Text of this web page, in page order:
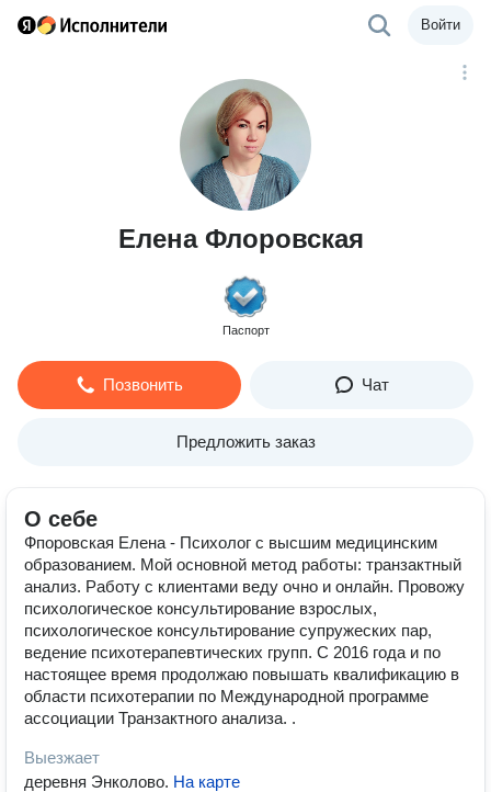
Войти
Елена Флоровская
Паспорт
Позвонить Чат
Предложить заказ
О себе
Фпоровская Елена - Психолог с высшим медицинским
образованием. Мой основной метод работы: транзактный
анализ. Работу с клиентами веду очно и онлайн. Провожу
психологическое консультирование взрослых,
психологическое консультирование супружеских пар,
ведение психотерапевтических групп. С 2016 года и по
настоящее время продолжаю повышать квалификацию в
области психотерапии по Международной программе
ассоциации Транзактного анализа. .
Выезжает
деревня Энколово. На карте